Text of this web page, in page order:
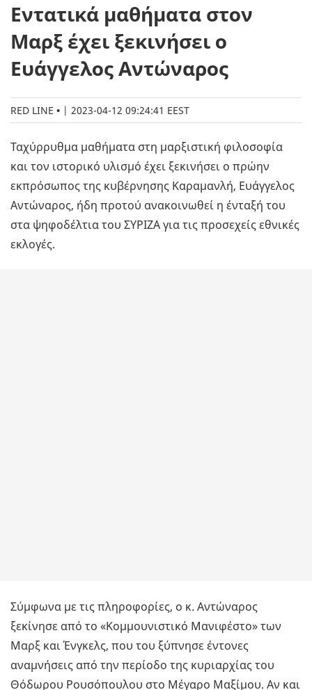
Εντατικά μαθήματα στον
Μαρξ έχει ξεκινήσει ο
Ευάγγελος Αντώναρος
RED LINE | 2023-04-12 09:24:41 EEST
Ταχύρρυθμα μαθήματα στη μαρξιστική φιλοσοφία
και τον ιστορικό υλισμό έχει ξεκινήσει ο πρώην
εκπρόσωπος της κυβέρνησης Καραμανλή, Ευάγγελος
Αντώναρος, ήδη προτού ανακοινωθεί η ένταξή του
στα ψηφοδέλτια του ΣΥΡΙΖΑ για τις προσεχείς εθνικές
εκλογές.
Σύμφωνα με τις πληροφορίες, ο κ. Αντώναρος
ξεκίνησε από το «Κομμουνιστικό Μανιφέστο» των
Μαρξ και Ένγκελς, που του ξύπνησε έντονες
αναμνήσεις από την περίοδο της κυριαρχίας του
Θόδωρου Ρουσόπουλου στο Μέγαρο Μαξίμου. Αν και